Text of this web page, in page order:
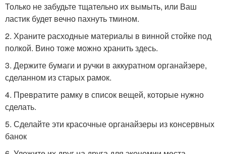
Только не забудьте тщательно их вымыть, или Ваш
ластик будет вечно пахнуть тмином.
2. Храните расходные материалы в винной стойке под
полкой. Вино тоже можно хранить здесь.
3. Держите бумаги и ручки в аккуратном органайзере,
сделанном из старых рамок.
4. Превратите рамку в список вещей, которые нужно
сделать.
5. Сделайте эти красочные органайзеры из консервных
банок